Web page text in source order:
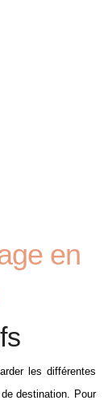
en
les différentes
destination. Pour